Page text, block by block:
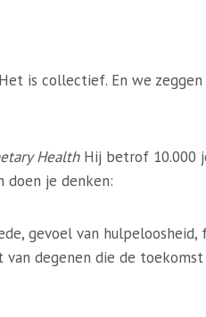
is collectief. En we
HealthHij betrof 10.000
doen je denken:
gevoel van hulpeloosheid,
van degenen die de